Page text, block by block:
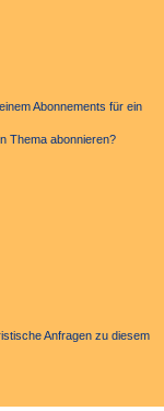
Abonnements für ein
Thema abonnieren?
Anfragen zu diesem